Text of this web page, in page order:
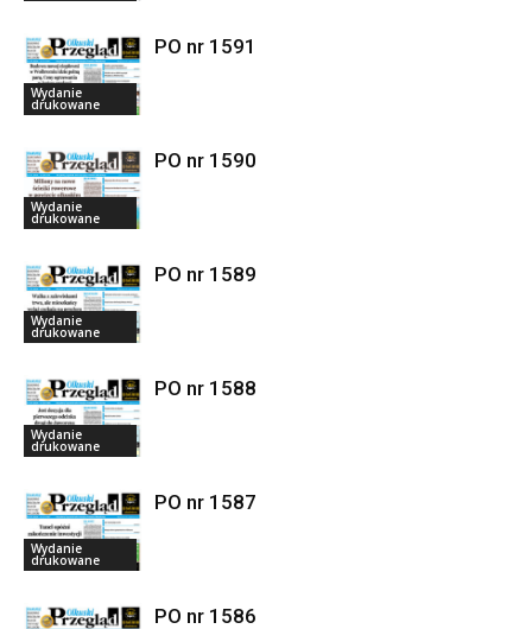
Wydanie
drukowane
PO nr 1591
Wydanie
drukowane
PO nr 1590
Wydanie
drukowane
PO nr 1589
Wydanie
drukowane
PO nr 1588
Wydanie
drukowane
PO nr 1587
PO nr 1586